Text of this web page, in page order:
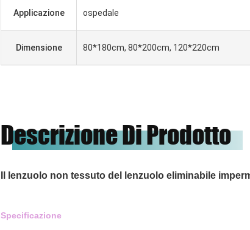
Applicazione ospedale
Dimensione 80*180cm, 80*200cm, 120*220cm
Descrizione Di Prodotto
Il lenzuolo non tessuto del lenzuolo eliminabile
Specificazione